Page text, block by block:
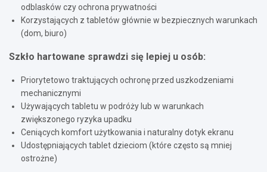
odblasków czy ochrona prywatności
Korzystających z tabletów głównie w bezpiecznych warunkach
(dom, biuro)
Szkło hartowane sprawdzi się lepiej u osób:
Priorytetowo traktujących ochronę przed uszkodzeniami
mechanicznymi
Używających tabletu w podróży lub w warunkach
zwiększonego ryzyka upadku
Ceniących komfort użytkowania i naturalny dotyk ekranu
Udostępniających tablet dzieciom (które często są mniej
ostrożne)